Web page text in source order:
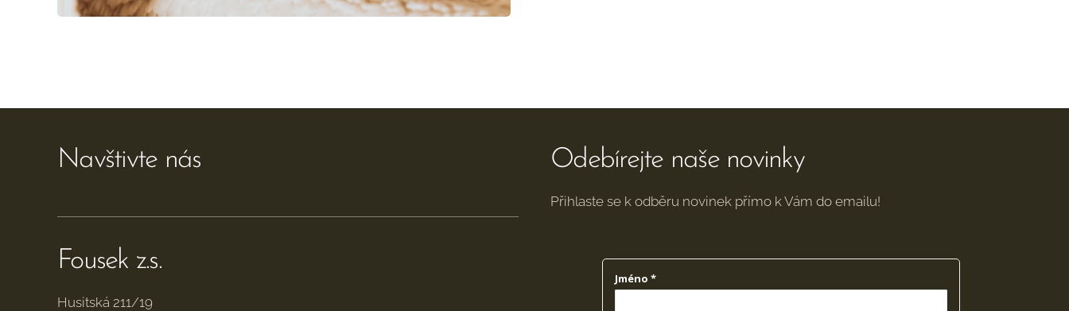
Navštivte nás
Fousek z.s.
Husitská 211/19
Odebírejte naše novinky
Přihlaste se k odběru novinek přímo k Vám do emailu!